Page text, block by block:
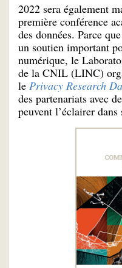
2022 sera également
première conférence
des données. Parce
un soutien important
numérique, le
de la CNIL (LINC)
le Privacy Research
des partenariats avec
peuvent l’éclairer dans